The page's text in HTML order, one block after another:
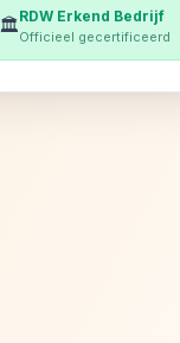
🏛️RDW Erkend Bedrijf
Officieel gecertificeerd